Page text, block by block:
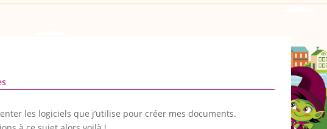
les logiciels que j’utilise pour créer mes documents.